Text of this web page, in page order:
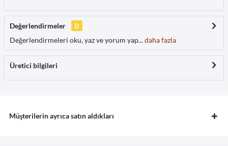
Değerlendirmeler
0
Değerlendirmeleri oku, yaz ve yorum yap...daha fazla
Üretici bilgileri
Müşterilerin ayrıca satın aldıkları